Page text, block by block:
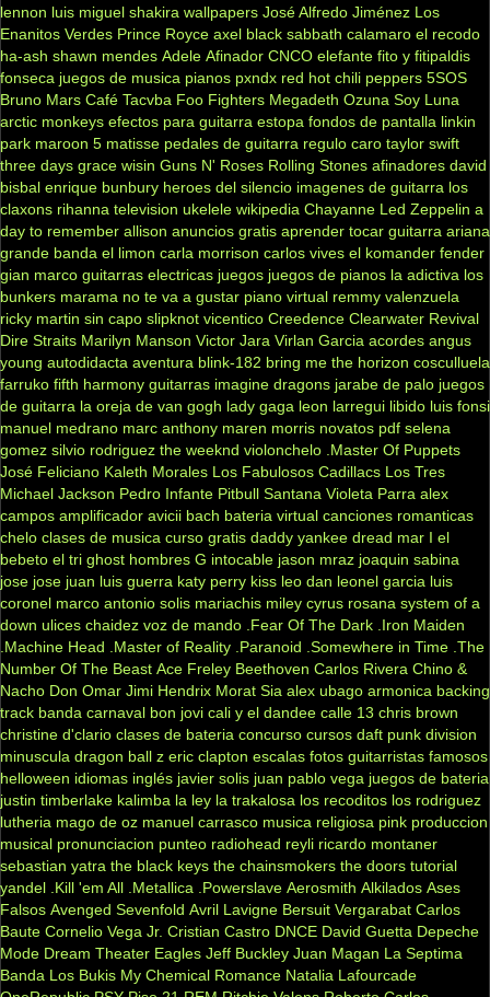
lennon luis miguel shakira wallpapers José Alfredo Jiménez Los
Enanitos Verdes Prince Royce axel black sabbath calamaro el recodo
ha-ash shawn mendes Adele Afinador CNCO elefante fito y fitipaldis
fonseca juegos de musica pianos pxndx red hot chili peppers 5SOS
Bruno Mars Café Tacvba Foo Fighters Megadeth Ozuna Soy Luna
arctic monkeys efectos para guitarra estopa fondos de pantalla linkin
park maroon 5 matisse pedales de guitarra regulo caro taylor swift
three days grace wisin Guns N' Roses Rolling Stones afinadores david
bisbal enrique bunbury heroes del silencio imagenes de guitarra los
claxons rihanna television ukelele wikipedia Chayanne Led Zeppelin a
day to remember allison anuncios gratis aprender tocar guitarra ariana
grande banda el limon carla morrison carlos vives el komander fender
gian marco guitarras electricas juegos juegos de pianos la adictiva los
bunkers marama no te va a gustar piano virtual remmy valenzuela
ricky martin sin capo slipknot vicentico Creedence Clearwater Revival
Dire Straits Marilyn Manson Victor Jara Virlan Garcia acordes angus
young autodidacta aventura blink-182 bring me the horizon cosculluela
farruko fifth harmony guitarras imagine dragons jarabe de palo juegos
de guitarra la oreja de van gogh lady gaga leon larregui libido luis fonsi
manuel medrano marc anthony maren morris novatos pdf selena
gomez silvio rodriguez the weeknd violonchelo .Master Of Puppets
José Feliciano Kaleth Morales Los Fabulosos Cadillacs Los Tres
Michael Jackson Pedro Infante Pitbull Santana Violeta Parra alex
campos amplificador avicii bach bateria virtual canciones romanticas
chelo clases de musica curso gratis daddy yankee dread mar I el
bebeto el tri ghost hombres G intocable jason mraz joaquin sabina
jose jose juan luis guerra katy perry kiss leo dan leonel garcia luis
coronel marco antonio solis mariachis miley cyrus rosana system of a
down ulices chaidez voz de mando .Fear Of The Dark .Iron Maiden
.Machine Head
.Master of Reality .Paranoid .Somewhere in Time .The
Number Of The Beast Ace Freley Beethoven Carlos Rivera Chino &
Nacho Don Omar Jimi Hendrix Morat Sia alex ubago armonica backing
track banda carnaval bon jovi cali y el dandee calle 13 chris brown
christine d'clario clases de bateria concurso cursos daft punk division
minuscula dragon ball z eric clapton escalas fotos guitarristas famosos
helloween idiomas inglés javier solis juan pablo vega juegos de bateria
justin timberlake kalimba la ley la trakalosa los recoditos los rodriguez
lutheria mago de oz manuel carrasco musica religiosa pink produccion
musical pronunciacion punteo radiohead reyli ricardo montaner
sebastian yatra the black keys the chainsmokers the doors tutorial
yandel .Kill 'em All .Metallica .Powerslave Aerosmith Alkilados Ases
Falsos Avenged Sevenfold Avril Lavigne Bersuit Vergarabat Carlos
Baute Cornelio Vega Jr. Cristian Castro DNCE David Guetta Depeche
Mode Dream Theater Eagles Jeff Buckley Juan Magan La Septima
Banda Los Bukis My Chemical Romance Natalia Lafourcade